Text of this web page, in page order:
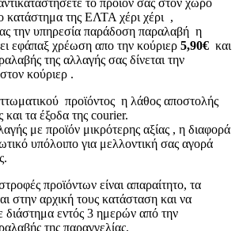
κατάστημα της ΕΛΤΑ χέρι χέρι ,
την υπηρεσία παράδοση παραλαβή η
εφάπαξ χρέωση απο την κούριερ 5,90€ και
της αλλαγής σας δίνεται την
κούριερ .
προϊόντος η λάθος αποστολής
και τα έξοδα της courier.
με προϊόν μικρότερης αξίας , η διαφορά
υπόλοιπο για μελλοντική σας αγορά
προϊόντων είναι απαραίτητο, τα
στην αρχική τους κατάσταση και να
διάστημα εντός 3 ημερών από την
της παραγγελίας.